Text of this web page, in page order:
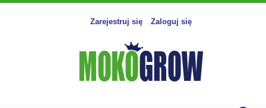
Zarejestruj się Zaloguj się